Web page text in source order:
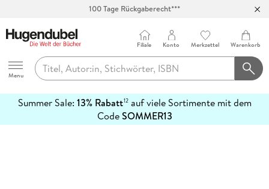
100 Tage Rückgaberecht***
Hugendubel
Menu
Filiale Konto Merkzettel Warenkorb
Summer Sale: 13% Rabatt12auf viele Sortimente mit dem
CodeSOMMER13
erfahren